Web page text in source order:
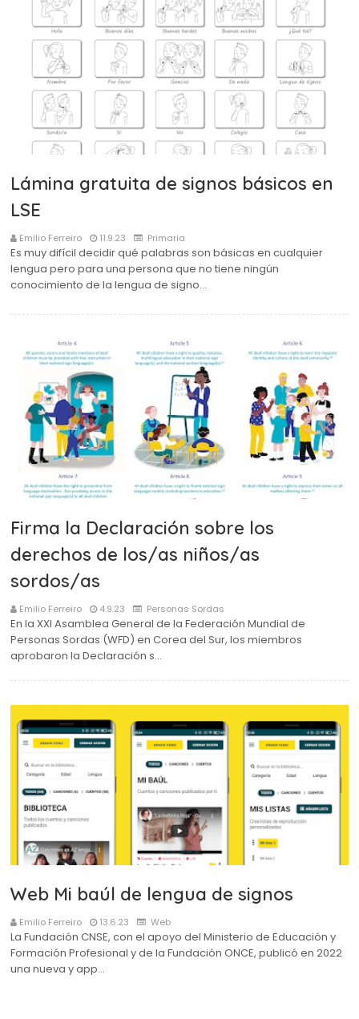
Lámina gratuita de signos básicos en
LSE
Emilio Ferreiro 11.9.23 Primaria
Es muy difícil decidir qué palabras son básicas en cualquier
lengua pero para una persona que no tiene ningún
conocimiento de la lengua de signo…
Firma la Declaración sobre los
derechos de los/as niños/as
sordos/as
Emilio Ferreiro 4.9.23 Personas Sordas
En la XXI Asamblea General de la Federación Mundial de
Personas Sordas (WFD) en Corea del Sur, los miembros
aprobaron la Declaración s…
Web Mi baúl de lengua de signos
Emilio Ferreiro 13.6.23 Web
La Fundación CNSE, con el apoyo del Ministerio de Educación y
Formación Profesional y de la Fundación ONCE, publicó en 2022
una nueva y app…